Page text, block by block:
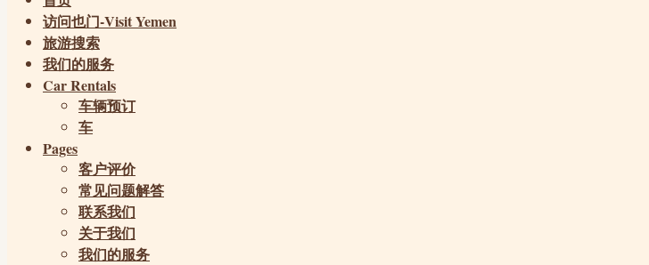
访问也门-Visit Yemen
旅游搜索
我们的服务
Car Rentals
车辆预订
车
Pages
客户评价
常见问题解答
联系我们
关于我们
我们的服务